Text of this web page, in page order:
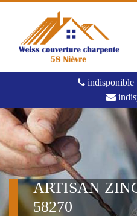
indisponible
ARTISAN
58270